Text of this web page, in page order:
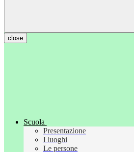
close
Scuola
Presentazione
I luoghi
Le persone